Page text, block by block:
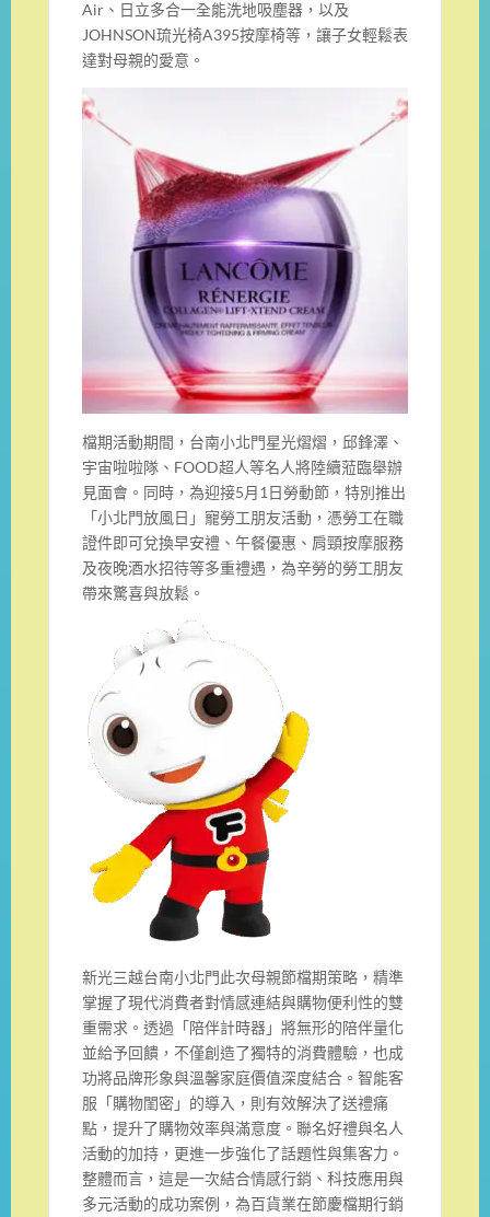
Air、日立多合一全能洗地吸塵器，以及
JOHNSON琉光椅A395按摩椅等，讓子女輕鬆表
達對母親的愛意。
檔期活動期間，台南小北門星光熠熠，邱鋒澤、
宇宙啦啦隊、FOOD超人等名人將陸續蒞臨舉辦
見面會。同時，為迎接5月1日勞動節，特別推出
「小北門放風日」寵勞工朋友活動，憑勞工在職
證件即可兌換早安禮、午餐優惠、肩頸按摩服務
及夜晚酒水招待等多重禮遇，為辛勞的勞工朋友
帶來驚喜與放鬆。
新光三越台南小北門此次母親節檔期策略，精準
掌握了現代消費者對情感連結與購物便利性的雙
重需求。透過「陪伴計時器」將無形的陪伴量化
並給予回饋，不僅創造了獨特的消費體驗，也成
功將品牌形象與溫馨家庭價值深度結合。智能客
服「購物閨密」的導入，則有效解決了送禮痛
點，提升了購物效率與滿意度。聯名好禮與名人
活動的加持，更進一步強化了話題性與集客力。
整體而言，這是一次結合情感行銷、科技應用與
多元活動的成功案例，為百貨業在節慶檔期行銷